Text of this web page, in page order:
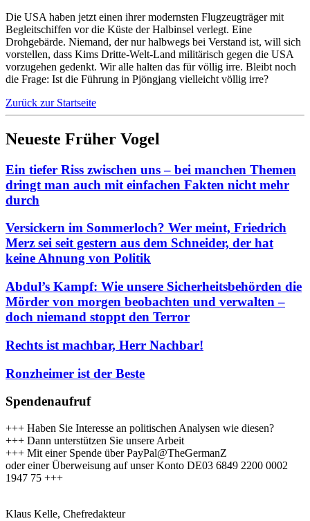
Die USA haben jetzt einen ihrer modernsten Flugzeugträger mit
Begleitschiffen vor die Küste der Halbinsel verlegt. Eine
Drohgebärde. Niemand, der nur halbwegs bei Verstand ist, will sich
vorstellen, dass Kims Dritte-Welt-Land militärisch gegen die USA
vorzugehen gedenkt. Wir alle halten das für völlig irre. Bleibt noch
die Frage: Ist die Führung in Pjöngjang vielleicht völlig irre?
Zurück zur Startseite
Neueste Früher Vogel
Ein tiefer Riss zwischen uns – bei manchen Themen
dringt man auch mit einfachen Fakten nicht mehr
durch
Versickern im Sommerloch? Wer meint, Friedrich
Merz sei seit gestern aus dem Schneider, der hat
keine Ahnung von Politik
Abdul’s Kampf: Wie unsere Sicherheitsbehörden die
Mörder von morgen beobachten und verwalten –
doch niemand stoppt den Terror
Rechts ist machbar, Herr Nachbar!
Ronzheimer ist der Beste
Spendenaufruf
+++ Haben Sie Interesse an politischen Analysen wie diesen?
+++ Dann unterstützen Sie unsere Arbeit
+++ Mit einer Spende über PayPal@TheGermanZ
oder einer Überweisung auf unser Konto DE03 6849 2200 0002
1947 75 +++
Klaus Kelle, Chefredakteur